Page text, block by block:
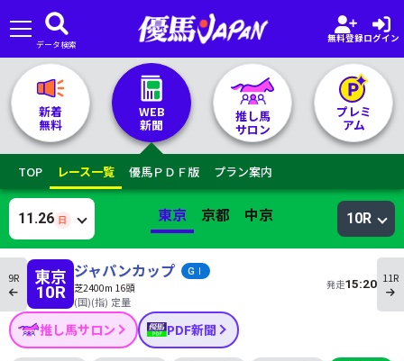
🏇 推し馬サロンTOP
レース一覧
記者&予想家
お気に入り
データ検索
無料登録ログイン
新着
無料
WEB
新聞
推し馬
サロン
プレミ
アム
TOP レース一覧 優馬ＰＤＦ版 プラン案内
11.26 日 東京 京都 中京 10R
9R 東京
10R
ジャパンカップ
芝2400m 16頭
(国)(指) 定量
発走15:20 11R
推し馬サロン PDF新聞